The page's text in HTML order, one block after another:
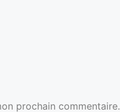
prochain commentaire.